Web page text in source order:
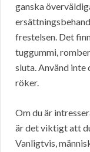
ganska
frestelsen. Det
tuggummi,
sluta. Använd inte
röker.
Om du är
är det viktigt att
Vanligtvis,